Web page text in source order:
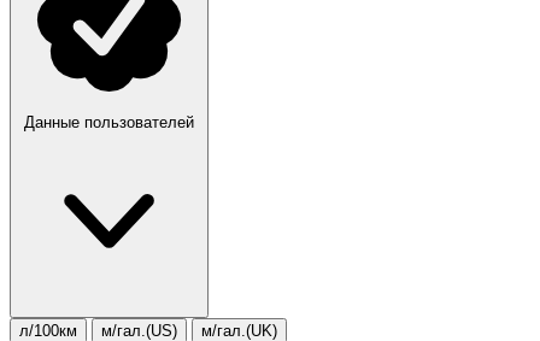
Данные пользователей
л/100км м/гал.(US) м/гал.(UK)